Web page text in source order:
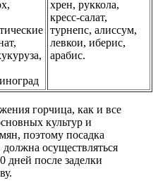
хрен, руккола,
кресс-салат,
турнепс, алиссум,
левкои, иберис,
арабис.
горчица, как и все
культур и
поэтому посадка
осуществляться
дней после заделки